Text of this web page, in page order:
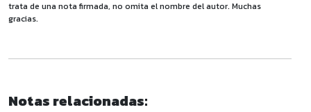
trata de una nota firmada, no omita el nombre del autor. Muchas
gracias.
Notas relacionadas: